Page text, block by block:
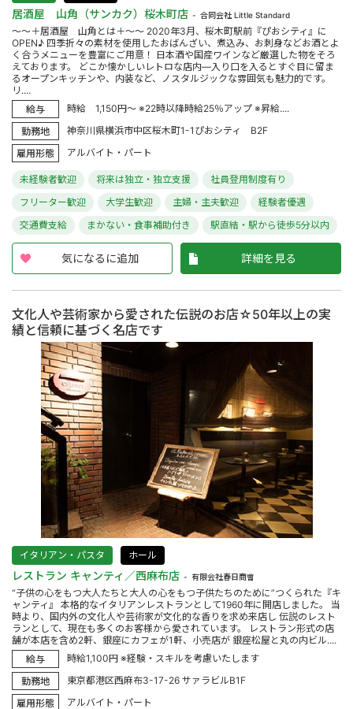
居酒屋 山角（サンカク）桜木町店 合同会社 Little Standard
～～＋居酒屋 山角とは＋～～ 2020年3月、桜木町駅前『ぴおシティ』に
OPEN♪ 四季折々の素材を使用したおばんざい、煮込み、お刺身などお酒とよ
く合うメニューを豊富にご用意！ 日本酒や国産ワインなど厳選した物をそろ
えております。 どこか懐かしいレトロな店内―入り口を入るとすぐ目に留ま
るオープンキッチンや、内装など、ノスタルジックな雰囲気も魅力的です。
リ....
給与
時給 1,150円～ ※22時以降時給25％アップ ※昇給....
勤務地
神奈川県横浜市中区桜木町1-1ぴおシティ B2F
雇用形態
アルバイト・パート
未経験者歓迎 将来は独立・独立支援
社員登用制度有り
フリーター歓迎
大学生歓迎 主婦・主夫歓迎
経験者優遇
交通費支給
まかない・食事補助付き 駅直結・駅から徒歩5分以内
気になるに追加 詳細を見る
文化人や芸術家から愛された伝説のお店☆50年以上の実
績と信頼に基づく名店です
イタリアン・パスタ ホール
レストラン キャンティ／西麻布店 有限会社春日商會
“子供の心をもつ大人たちと大人の心をもつ子供たちのために”つくられた『キ
ャンティ』 本格的なイタリアンレストランとして1960年に開店しました。 当
時より、国内外の文化人や芸術家が文化的な香りを求め来店し 伝説のレスト
ランとして、現在も多くのお客様から愛されています。 レストラン形式の店
舗が本店を含め2軒、銀座にカフェが1軒、小売店が 銀座松屋と丸の内ビル....
給与
時給1,100円 ※経験・スキルを考慮いたします
勤務地
東京都港区西麻布3-17-26 サァラビルB1F
雇用形態
アルバイト・パート